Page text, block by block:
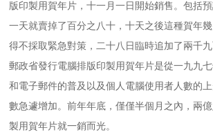
版印製用賀年片，十一月一日開始銷售。包括
一天就賣掉了百分之八十，十天之後這種賀年
得不採取緊急對策，二十八日臨時追加了兩千九
郵政省發行電腦排版印製用賀年片是從一九九
和電子郵件的普及以及個人電腦使用者人數的
數急遽增加。前年年底，僅僅半個月之內，兩
製用賀年片就一銷而光。